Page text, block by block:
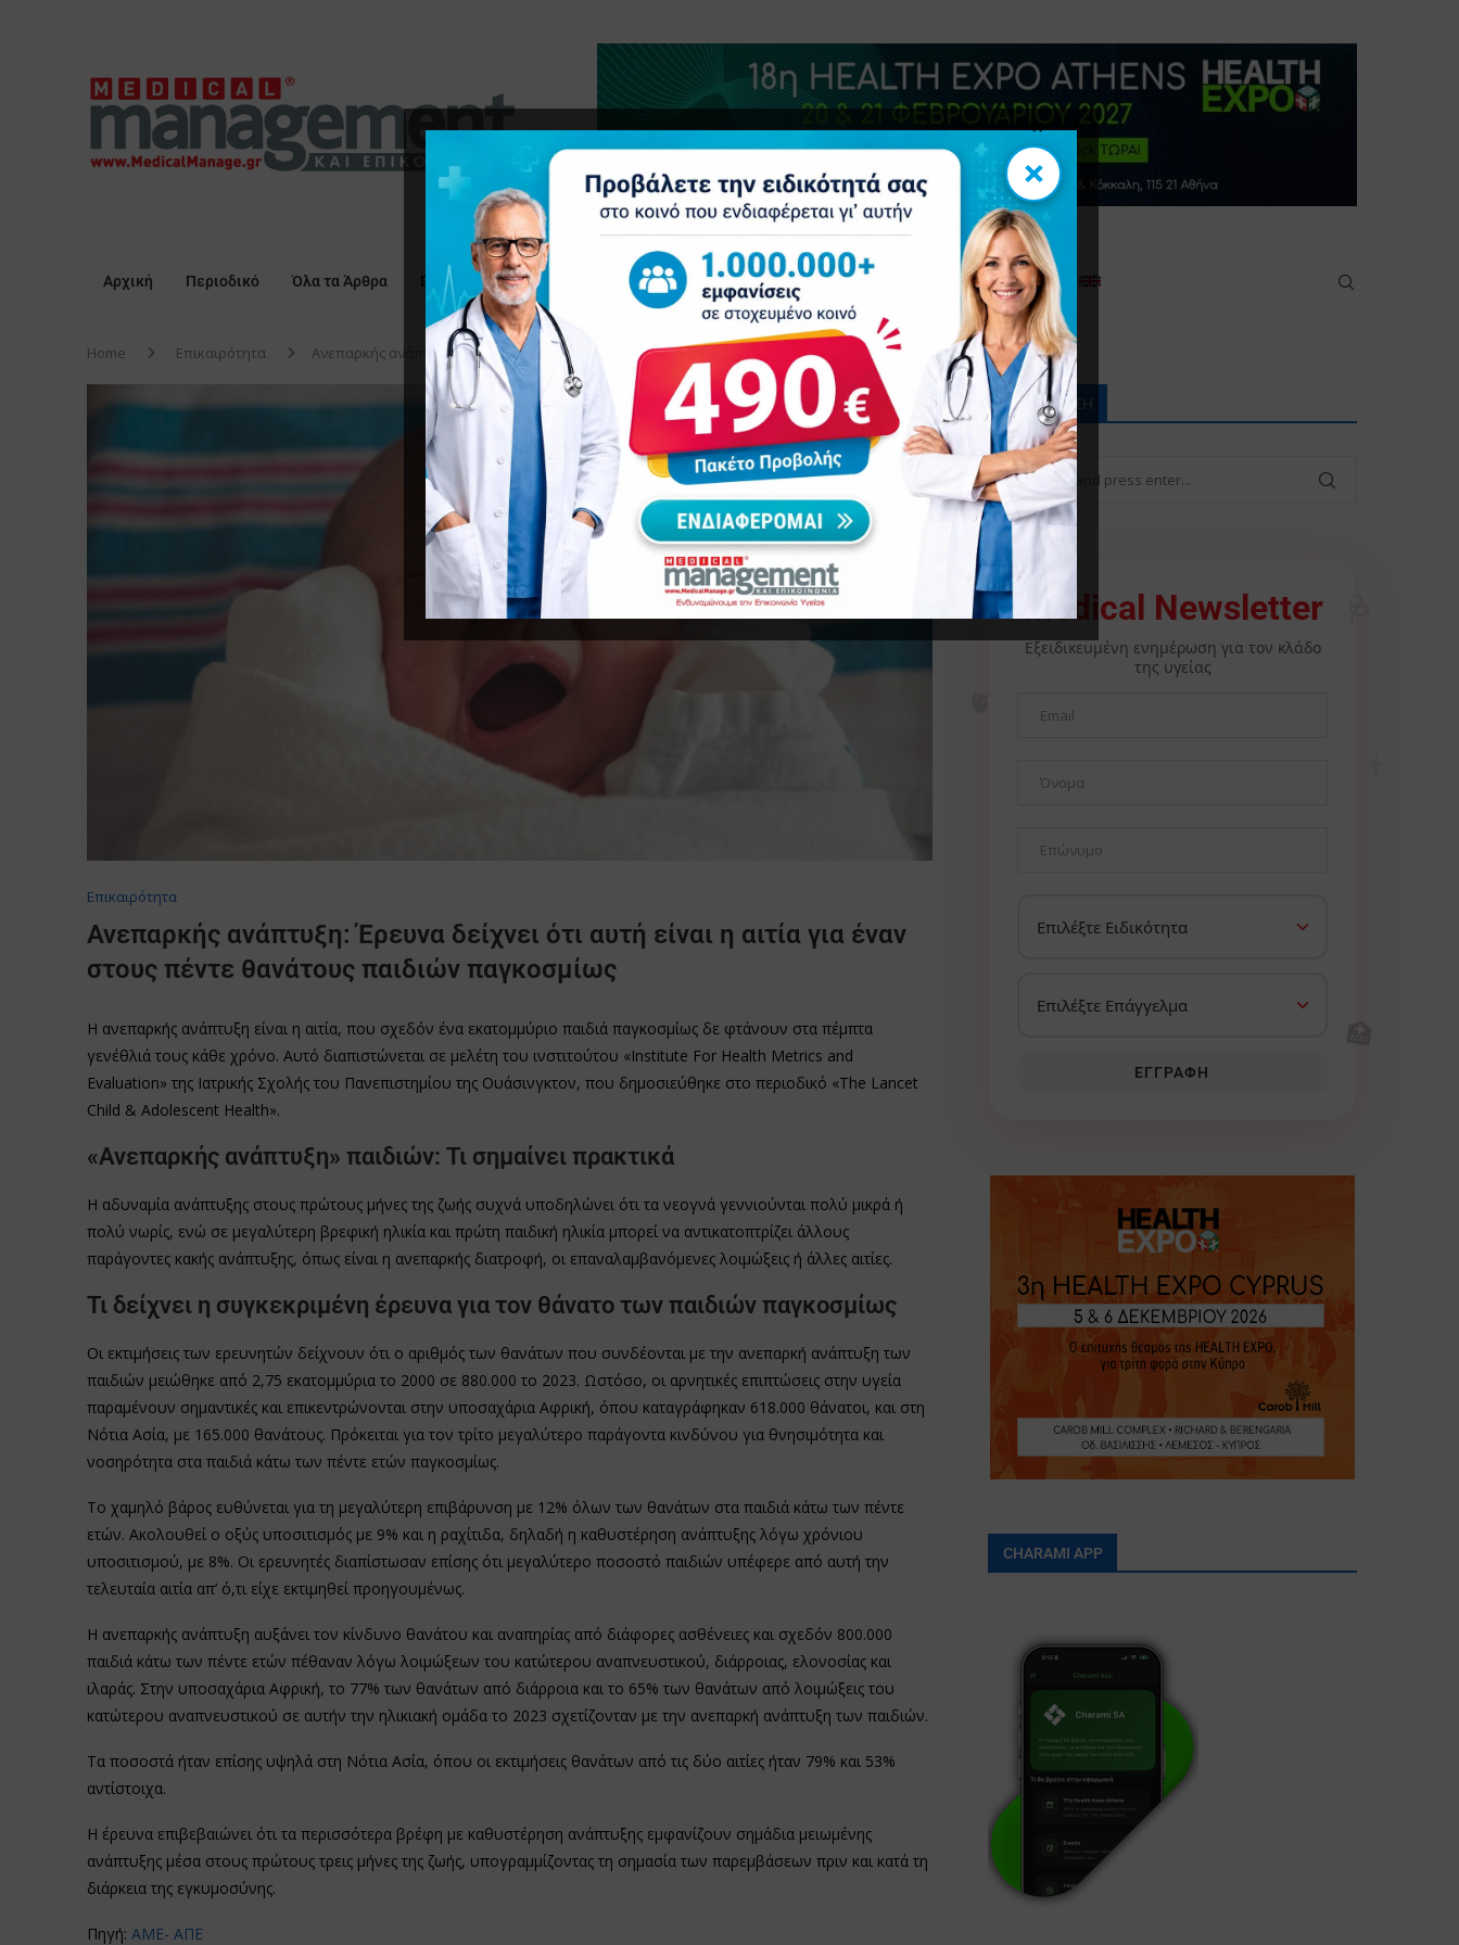
Αρχική Περιοδικό Όλα τα Άρθρα Επικαιρότητα Δελτία Τύπου Προβολή Ιατρού Επικοινωνία
Home Επικαιρότητα Ανεπαρκής ανάπτυξη: Έρευνα δείχνει ότι αυτή είναι η αιτία για έναν στους πέντε θανάτους παιδιών παγκοσμίως
Επικαιρότητα
Ανεπαρκής ανάπτυξη: Έρευνα δείχνει ότι αυτή είναι η αιτία για έναν
στους πέντε θανάτους παιδιών παγκοσμίως
Η ανεπαρκής ανάπτυξη είναι η αιτία, που σχεδόν ένα εκατομμύριο παιδιά παγκοσμίως δε φτάνουν στα πέμπτα
γενέθλιά τους κάθε χρόνο. Αυτό διαπιστώνεται σε μελέτη του ινστιτούτου «Institute For Health Metrics and
Evaluation» της Ιατρικής Σχολής του Πανεπιστημίου της Ουάσινγκτον, που δημοσιεύθηκε στο περιοδικό «The Lancet
Child & Adolescent Health».
«Ανεπαρκής ανάπτυξη» παιδιών: Τι σημαίνει πρακτικά
Η αδυναμία ανάπτυξης στους πρώτους μήνες της ζωής συχνά υποδηλώνει ότι τα νεογνά γεννιούνται πολύ μικρά ή
πολύ νωρίς, ενώ σε μεγαλύτερη βρεφική ηλικία και πρώτη παιδική ηλικία μπορεί να αντικατοπτρίζει άλλους
παράγοντες κακής ανάπτυξης, όπως είναι η ανεπαρκής διατροφή, οι επαναλαμβανόμενες λοιμώξεις ή άλλες αιτίες.
Τι δείχνει η συγκεκριμένη έρευνα για τον θάνατο των παιδιών παγκοσμίως
Οι εκτιμήσεις των ερευνητών δείχνουν ότι ο αριθμός των θανάτων που συνδέονται με την ανεπαρκή ανάπτυξη των
παιδιών μειώθηκε από 2,75 εκατομμύρια το 2000 σε 880.000 το 2023. Ωστόσο, οι αρνητικές επιπτώσεις στην υγεία
παραμένουν σημαντικές και επικεντρώνονται στην υποσαχάρια Αφρική, όπου καταγράφηκαν 618.000 θάνατοι, και στη
Νότια Ασία, με 165.000 θανάτους. Πρόκειται για τον τρίτο μεγαλύτερο παράγοντα κινδύνου για θνησιμότητα και
νοσηρότητα στα παιδιά κάτω των πέντε ετών παγκοσμίως.
Το χαμηλό βάρος ευθύνεται για τη μεγαλύτερη επιβάρυνση με 12% όλων των θανάτων στα παιδιά κάτω των πέντε
ετών. Ακολουθεί ο οξύς υποσιτισμός με 9% και η ραχίτιδα, δηλαδή η καθυστέρηση ανάπτυξης λόγω χρόνιου
υποσιτισμού, με 8%. Οι ερευνητές διαπίστωσαν επίσης ότι μεγαλύτερο ποσοστό παιδιών υπέφερε από αυτή την
τελευταία αιτία απ’ ό,τι είχε εκτιμηθεί προηγουμένως.
Η ανεπαρκής ανάπτυξη αυξάνει τον κίνδυνο θανάτου και αναπηρίας από διάφορες ασθένειες και σχεδόν 800.000
παιδιά κάτω των πέντε ετών πέθαναν λόγω λοιμώξεων του κατώτερου αναπνευστικού, διάρροιας, ελονοσίας και
ιλαράς. Στην υποσαχάρια Αφρική, το 77% των θανάτων από διάρροια και το 65% των θανάτων από λοιμώξεις του
κατώτερου αναπνευστικού σε αυτήν την ηλικιακή ομάδα το 2023 σχετίζονταν με την ανεπαρκή ανάπτυξη των παιδιών.
Τα ποσοστά ήταν επίσης υψηλά στη Νότια Ασία, όπου οι εκτιμήσεις θανάτων από τις δύο αιτίες ήταν 79% και 53%
αντίστοιχα.
Η έρευνα επιβεβαιώνει ότι τα περισσότερα βρέφη με καθυστέρηση ανάπτυξης εμφανίζουν σημάδια μειωμένης
ανάπτυξης μέσα στους πρώτους τρεις μήνες της ζωής, υπογραμμίζοντας τη σημασία των παρεμβάσεων πριν και κατά τη
διάρκεια της εγκυμοσύνης.
Πηγή: ΑΜΕ- ΑΠΕ
ΑΝΑΖΉΤΗΣΗ
Medical Newsletter
Εξειδικευμένη ενημέρωση για τον κλάδο
της υγείας
ΕΓΓΡΑΦΉ
CHARAMI APP
×
×